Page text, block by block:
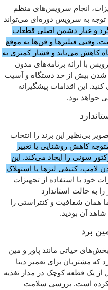
انجام سرویس‌های منظم
توجه به سرویس دوره‌ای می‌تواند
و غبار دشمن اصلی قطعات
وقتی فیلترها و فن‌ها به موقع
کاهش می‌یابد و فشار کمتری به
با ارائه برنامه‌های مدون
شدن بیش از حد دستگاه و آسیب
این اقدامات پیشگیرانه
خواهد بود.
بی‌نظیر این برند را انتخاب
کاهش روشنایی یا تغییر
سونی را ایجاد می‌کند. این
کثیفی لنزها یا استهلاک
خود با استفاده از تجهیزات
به حالت استاندارد
همان شفافیت و کنتراستی را
آن بودید.
برد
حیاتی مانند پاور و مین
که مشتریان برای تعمیر دیتا
یک قطعه کوچک در مدار تغذیه
است. بررسی سلامت